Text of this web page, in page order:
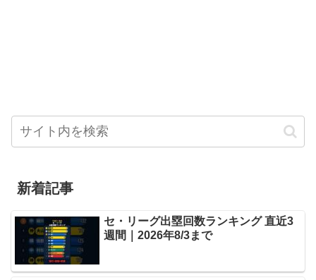
新着記事
セ・リーグ出塁回数ランキング 直近3
週間｜2026年8/3まで